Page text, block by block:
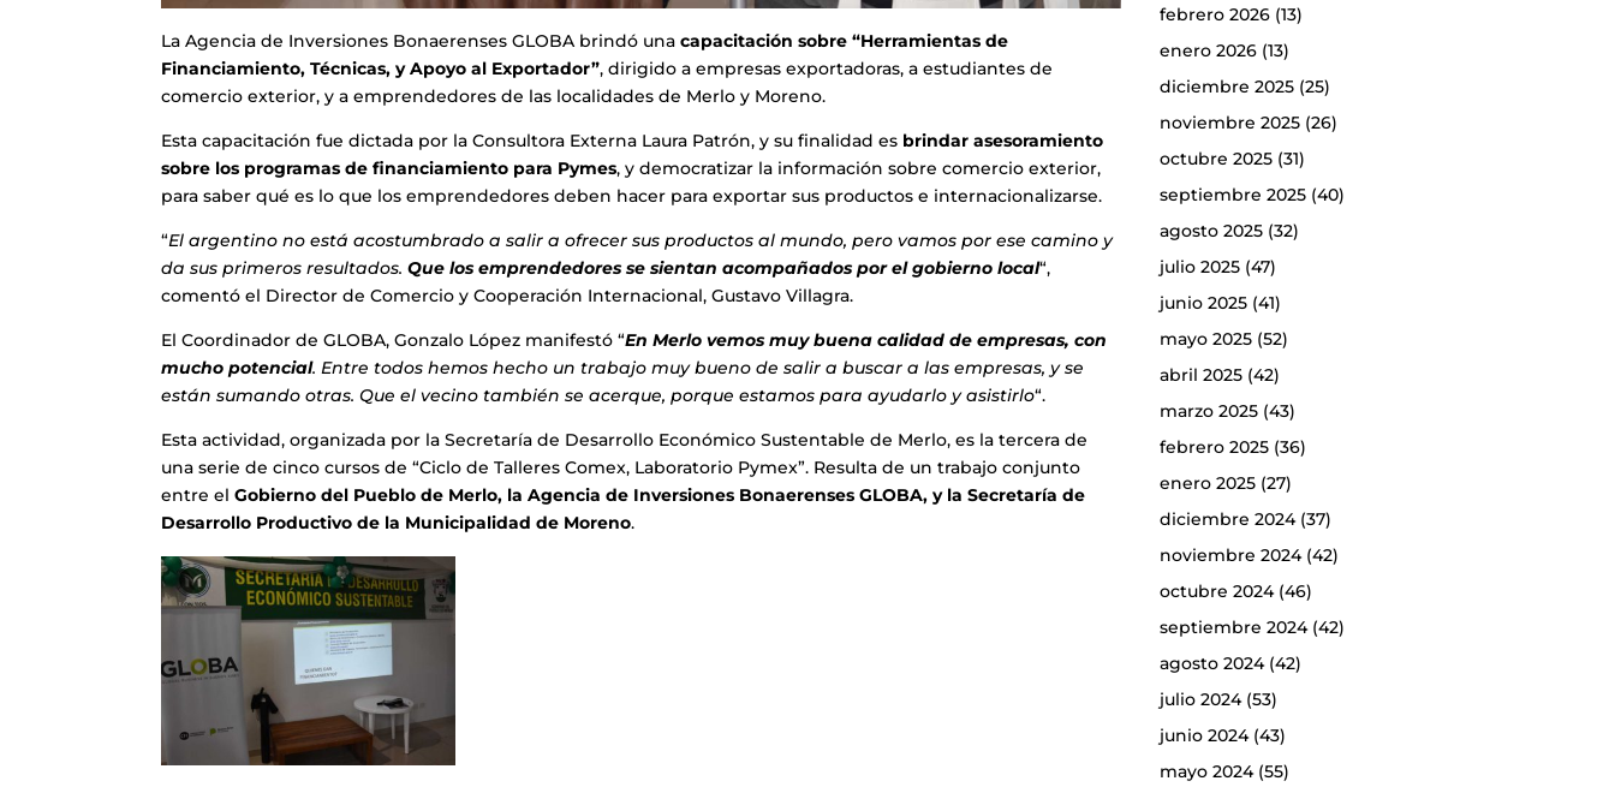
La Agencia de Inversiones Bonaerenses GLOBA brindó unacapacitación sobre “Herramientas de
Financiamiento, Técnicas, y Apoyo al Exportador”, dirigido a empresas exportadoras, a estudiantes de
comercio exterior, y a emprendedores de las localidades de Merlo y Moreno.
Esta capacitación fue dictada por la Consultora Externa Laura Patrón, y su finalidad es brindar asesoramiento
sobre los programas de financiamiento para Pymes, y democratizar la información sobre comercio exterior,
para saber qué es lo que los emprendedores deben hacer para exportar sus productos e internacionalizarse.
“El argentino no está acostumbrado a salir a ofrecer sus productos al mundo, pero vamos por ese camino y
da sus primeros resultados.Que los emprendedores se sientan acompañados por el gobierno local“,
comentó el Director de Comercio y Cooperación Internacional, Gustavo Villagra.
El Coordinador de GLOBA, Gonzalo López manifestó “En Merlo vemos muy buena calidad de empresas, con
mucho potencial. Entre todos hemos hecho un trabajo muy bueno de salir a buscar a las empresas, y se
están sumando otras. Que el vecino también se acerque, porque estamos para ayudarlo y asistirlo“.
Esta actividad, organizada por la Secretaría de Desarrollo Económico Sustentable de Merlo, es la tercera de
una serie de cinco cursos de “Ciclo de Talleres Comex, Laboratorio Pymex”. Resulta de un trabajo conjunto
entre elGobierno del Pueblo de Merlo, la Agencia de Inversiones Bonaerenses GLOBA, y la Secretaría de
Desarrollo Productivo de la Municipalidad de Moreno.
febrero 2026(13)
enero 2026(13)
diciembre 2025(25)
noviembre 2025(26)
octubre 2025(31)
septiembre 2025(40)
agosto 2025(32)
julio 2025(47)
junio 2025(41)
mayo 2025(52)
abril 2025(42)
marzo 2025(43)
febrero 2025(36)
enero 2025(27)
diciembre 2024(37)
noviembre 2024(42)
octubre 2024(46)
septiembre 2024(42)
agosto 2024(42)
julio 2024(53)
junio 2024(43)
mayo 2024(55)